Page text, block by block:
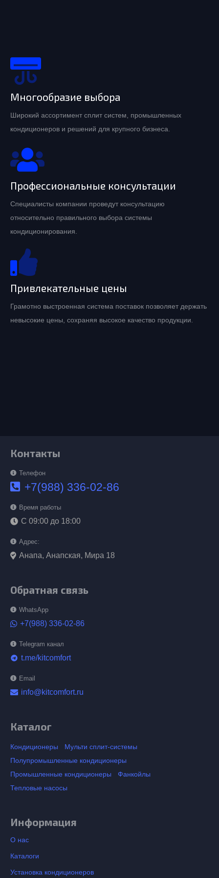
Многообразие выбора
Широкий ассортимент сплит систем, промышленных
кондиционеров и решений для крупного бизнеса.
Профессиональные консультации
Специалисты компании проведут консультацию
относительно правильного выбора системы
кондиционирования.
Привлекательные цены
Грамотно выстроенная система поставок позволяет держать
невысокие цены, сохраняя высокое качество продукции.
Контакты
Телефон
+7(988) 336-02-86
Время работы
С 09:00 до 18:00
Адрес:
Анапа, Анапская, Мира 18
Обратная связь
WhatsApp
+7(988) 336-02-86
Telegram канал
telegram t.me/kitcomfort
Email
info@kitcomfort.ru
Каталог
Кондиционеры
Мульти сплит-системы
Полупромышленные кондиционеры
Промышленные кондиционеры
Фанкойлы
Тепловые насосы
Информация
О нас
Каталоги
Установка кондиционеров